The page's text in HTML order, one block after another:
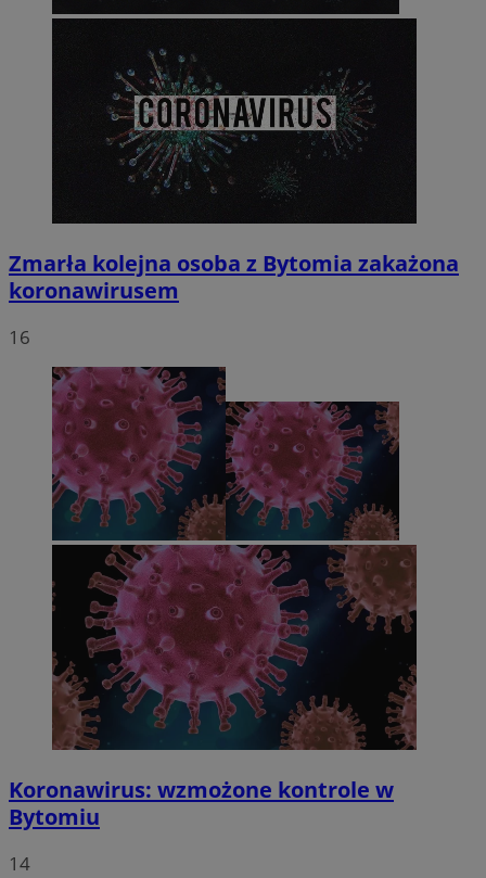
Zmarła kolejna osoba z Bytomia zakażona
koronawirusem
16
Koronawirus: wzmożone kontrole w
Bytomiu
14